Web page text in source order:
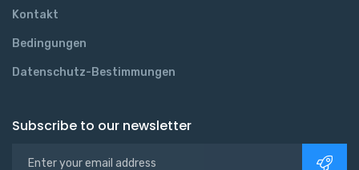
Kontakt
Bedingungen
Datenschutz-Bestimmungen
Subscribe to our newsletter